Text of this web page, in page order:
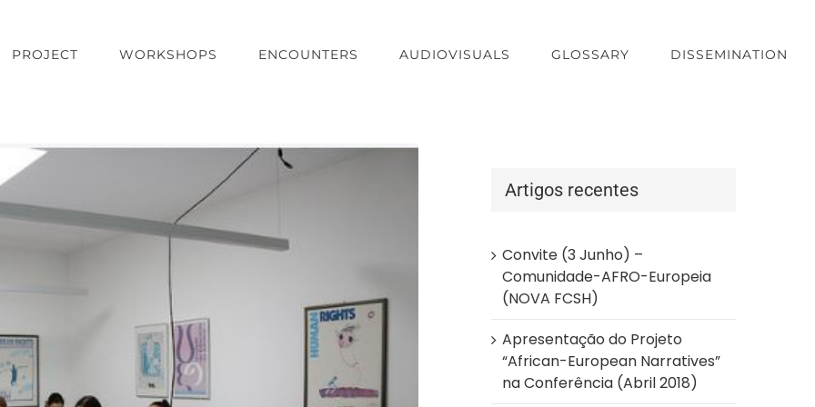
PROJECT WORKSHOPS ENCOUNTERS AUDIOVISUALS GLOSSARY DISSEMINATION
Artigos recentes
Convite (3 Junho) –
Comunidade-AFRO-Europeia
(NOVA FCSH)
Apresentação do Projeto
“African-European Narratives”
na Conferência (Abril 2018)